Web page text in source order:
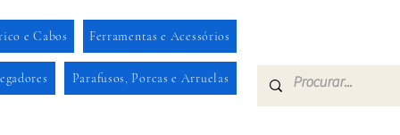
e Cabos Ferramentas e Acessórios
Parafusos, Porcas e Arruelas